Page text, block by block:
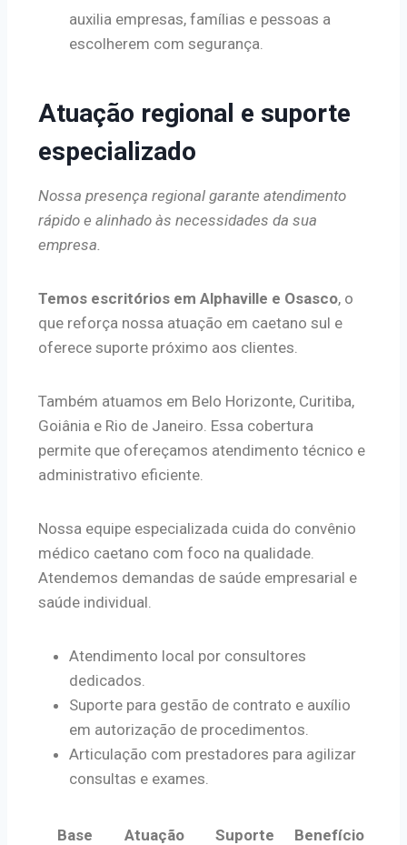
auxilia empresas, famílias e pessoas a
escolherem com segurança.
Atuação regional e suporte
especializado
Nossa presença regional garante atendimento
rápido e alinhado às necessidades da sua
empresa.
Temos escritórios em Alphaville e Osasco, o
que reforça nossa atuação em caetano sul e
oferece suporte próximo aos clientes.
Também atuamos em Belo Horizonte, Curitiba,
Goiânia e Rio de Janeiro. Essa cobertura
permite que ofereçamos atendimento técnico e
administrativo eficiente.
Nossa equipe especializada cuida do convênio
médico caetano com foco na qualidade.
Atendemos demandas de saúde empresarial e
saúde individual.
Atendimento local por consultores
dedicados.
Suporte para gestão de contrato e auxílio
em autorização de procedimentos.
Articulação com prestadores para agilizar
consultas e exames.
Base Atuação Suporte
Benefício